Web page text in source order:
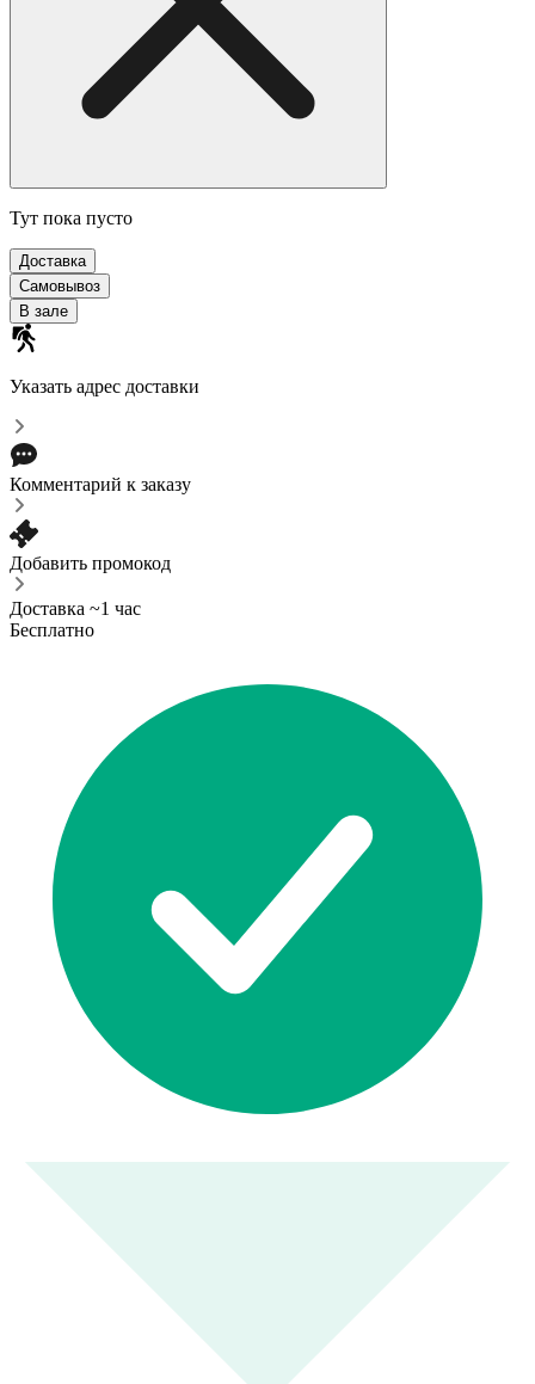
Тут пока пусто
Доставка
Самовывоз
В зале
Указать адрес доставки
Комментарий к заказу
Добавить промокод
Доставка ~1 час
Бесплатно